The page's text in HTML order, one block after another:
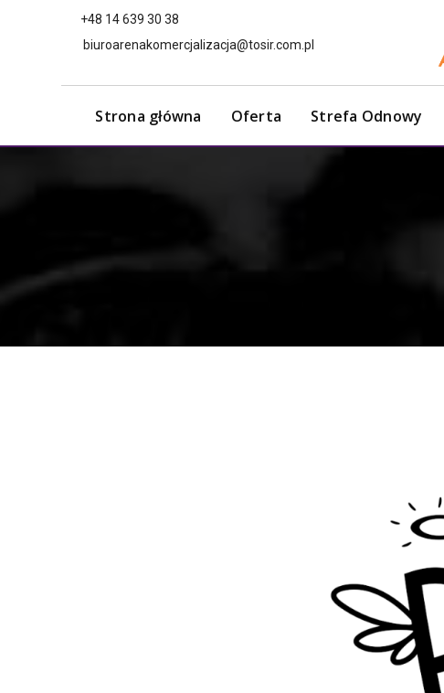
+48 14 639 30 38
biuroarenakomercjalizacja@tosir.com.pl
Strona główna Oferta Strefa Odnowy